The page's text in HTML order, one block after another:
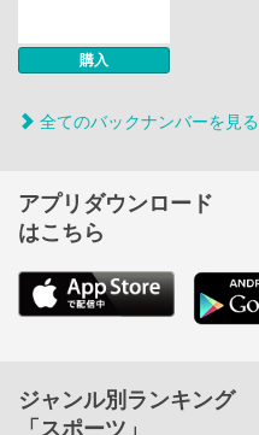
購入
全てのバックナンバーを見る
アプリダウンロード
はこちら
ジャンル別ランキング
「スポーツ」